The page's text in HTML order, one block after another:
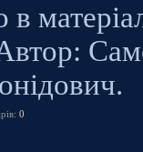
в
0